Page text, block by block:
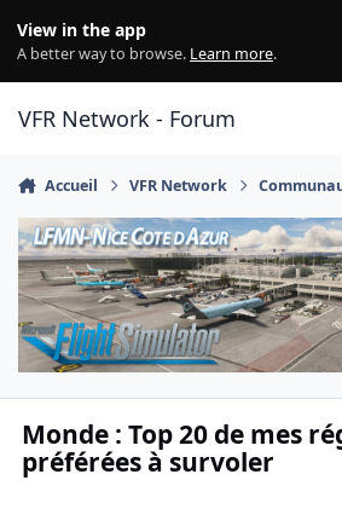
View in the app
A better way to browse. Learn more.
VFR Network - Forum
Accueil VFR Network
Monde : Top 20 de mes
préférées à survoler